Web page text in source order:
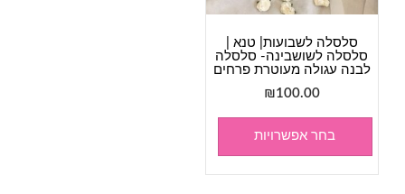
סלסלה לשבועות| טנא |
סלסלה לשושבינה- סלסלה
לבנה עגולה מעוטרת פרחים
₪100.00
בחר אפשרויות